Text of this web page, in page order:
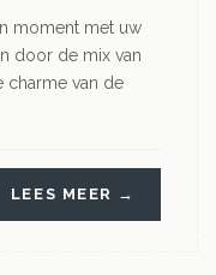
moment met uw
door de mix van
van de
LEES MEER →